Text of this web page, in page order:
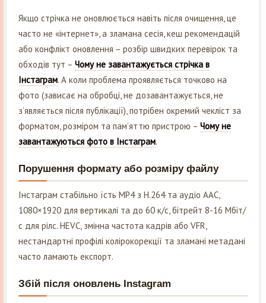
Якщо стрічка не оновлюється навіть після очищення, це
часто не «інтернет», а зламана сесія, кеш рекомендацій
або конфлікт оновлення – розбір швидких перевірок та
обходів тут – Чому не завантажується стрічка в
Інстаграм. А коли проблема проявляється точково на
фото (зависає на обробці, не дозавантажується, не
з’являється після публікації), потрібен окремий чекліст за
форматом, розміром та пам’яттю пристрою – Чому не
завантажуються фото в Інстаграм.
Порушення формату або розміру файлу
Інстаграм стабільно їсть MP4 з H.264 та аудіо AAC,
1080×1920 для вертикалі та до 60 к/с, бітрейт 8-16 Мбіт/
с для рілс. HEVC, змінна частота кадрів або VFR,
нестандартні профілі колірокорекції та зламані метадані
часто ламають експорт.
Збій після оновлень Instagram